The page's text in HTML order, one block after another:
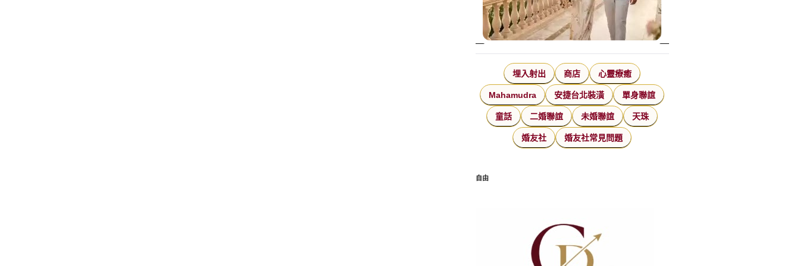
埋入射出 商店 心靈療癒
Mahamudra 安捷台北裝潢 單身聯誼
童話 二婚聯誼 未婚聯誼 天珠
婚友社 婚友社常見問題
自由